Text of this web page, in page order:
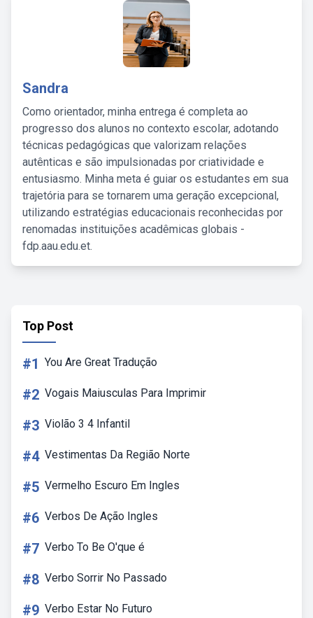
Sandra
Como orientador, minha entrega é completa ao
progresso dos alunos no contexto escolar, adotando
técnicas pedagógicas que valorizam relações
autênticas e são impulsionadas por criatividade e
entusiasmo. Minha meta é guiar os estudantes em sua
trajetória para se tornarem uma geração excepcional,
utilizando estratégias educacionais reconhecidas por
renomadas instituições acadêmicas globais -
fdp.aau.edu.et.
Top Post
#1 You Are Great Tradução
#2 Vogais Maiusculas Para Imprimir
#3 Violão 3 4 Infantil
#4 Vestimentas Da Região Norte
#5 Vermelho Escuro Em Ingles
#6 Verbos De Ação Ingles
#7 Verbo To Be O'que é
#8 Verbo Sorrir No Passado
#9 Verbo Estar No Futuro